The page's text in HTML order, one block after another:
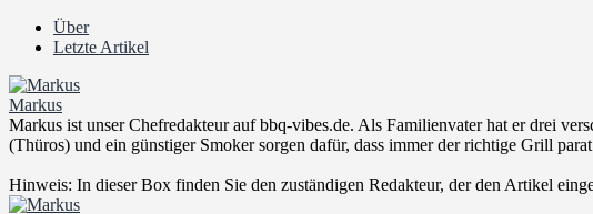
Über
Letzte Artikel
Markus
Markus ist unser Chefredakteur auf bbq-vibes.de. Als Familienvater hat er drei
(Thüros) und ein günstiger Smoker sorgen dafür, dass immer der richtige Grill
Hinweis: In dieser Box finden Sie den zuständigen Redakteur, der den Artikel